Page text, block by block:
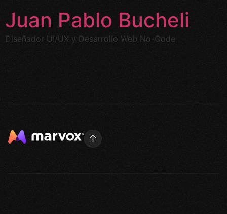
Juan Pablo Bucheli
Diseñador UI/UX y Desarrollo Web No-Code